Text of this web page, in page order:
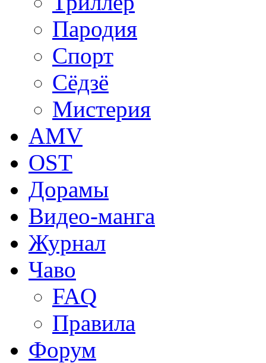
Пародия
Спорт
Сёдзё
Мистерия
AMV
OST
Дорамы
Видео-манга
Журнал
Чаво
FAQ
Правила
Форум